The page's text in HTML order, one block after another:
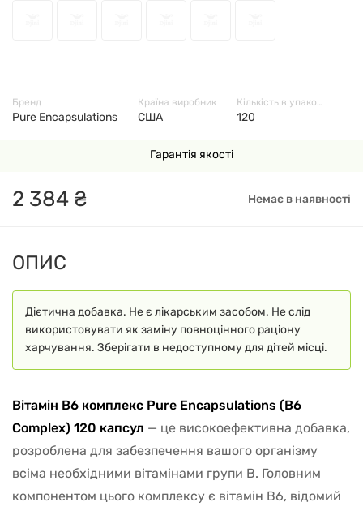
Гарантія якості
2 384 ₴ Немає в наявності
Бренд
Pure Encapsulations
Країна виробник
США
Кількість в упаковці
120
ОПИС
Дієтична добавка. Не є лікарським засобом. Не слід
використовувати як заміну повноцінного раціону
харчування. Зберігати в недоступному для дітей місці.
Вітамін B6 комплекс Pure Encapsulations (B6
Complex) 120 капсул — це високоефективна добавка,
розроблена для забезпечення вашого організму
всіма необхідними вітамінами групи B. Головним
компонентом цього комплексу є вітамін B6, відомий